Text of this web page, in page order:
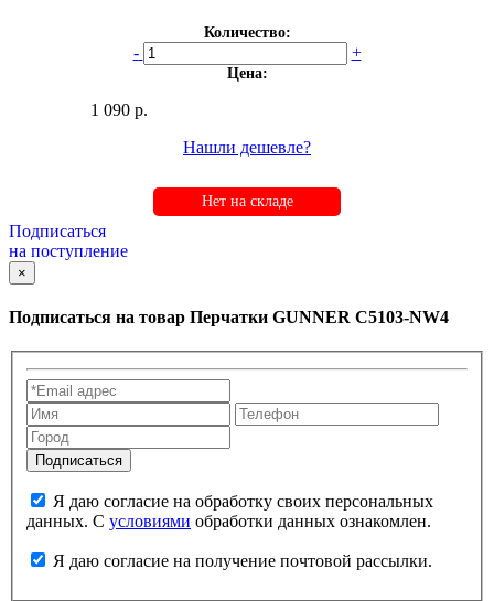
Количество:
- +
Цена:
1 090 р.
Нашли дешевле?
Нет на складе
Подписаться
на поступление
×
Подписаться на товар Перчатки GUNNER C5103-NW4
данных. С условиями обработки данных ознакомлен.
Я даю согласие на получение почтовой рассылки.